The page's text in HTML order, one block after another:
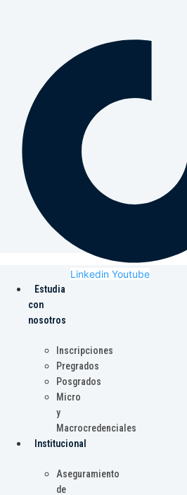
Linkedin Youtube
Estudia
con
nosotros
Inscripciones
Pregrados
Posgrados
Micro
y
Macrocredenciales
Institucional
Aseguramiento
de